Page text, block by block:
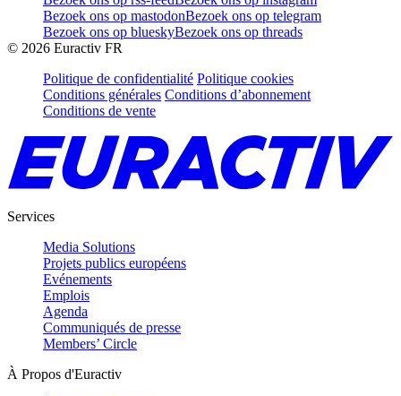
Bezoek ons op mastodonBezoek ons op telegram
Bezoek ons op blueskyBezoek ons op threads
© 2026 Euractiv FR
Politique de confidentialité Politique cookies
Conditions générales Conditions d’abonnement
Conditions de vente
Services
Media Solutions
Projets publics européens
Evénements
Emplois
Agenda
Communiqués de presse
Members’ Circle
À Propos d'Euractiv